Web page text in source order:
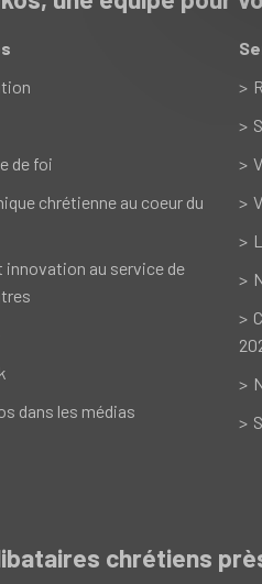
de foi
chrétienne au coeur du
innovation au service de
dans les médias
chrétiens